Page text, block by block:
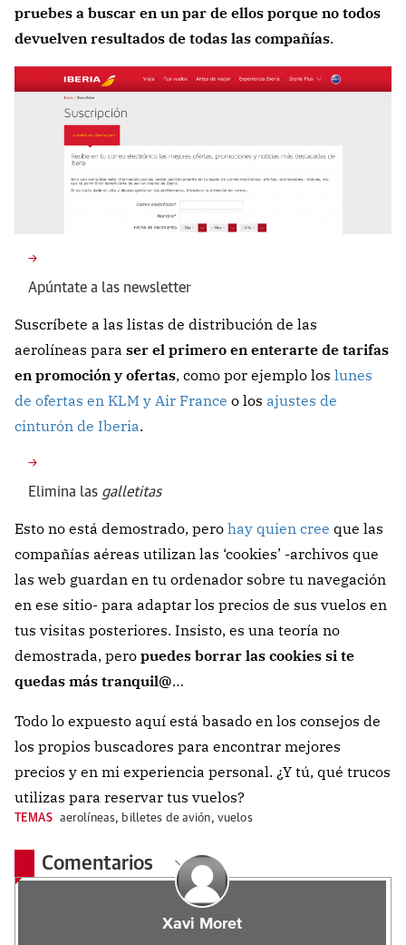
pruebes a buscar en un par de ellos porque no todos
devuelven resultados de todas las compañías.
Apúntate a las newsletter
Suscríbete a las listas de distribución de las
aerolíneas para ser el primero en enterarte de tarifas
en promoción y ofertas, como por ejemplo los lunes
de ofertas en KLM y Air France o los ajustes de
cinturón de Iberia.
Elimina las galletitas
Esto no está demostrado, pero hay quien cree que las
compañías aéreas utilizan las ‘cookies’ -archivos que
las web guardan en tu ordenador sobre tu navegación
en ese sitio- para adaptar los precios de sus vuelos en
tus visitas posteriores. Insisto, es una teoría no
demostrada, pero puedes borrar las cookies si te
quedas más tranquil@…
Todo lo expuesto aquí está basado en los consejos de
los propios buscadores para encontrar mejores
precios y en mi experiencia personal. ¿Y tú, qué trucos
utilizas para reservar tus vuelos?
TEMAS aerolíneas, billetes de avión, vuelos
Comentarios
Xavi Moret